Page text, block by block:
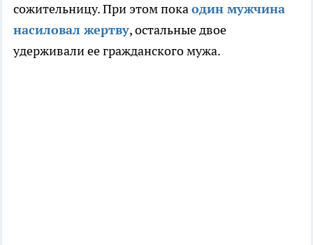
сожительницу. При этом покаодин мужчина
насиловал жертву, остальные двое
удерживали ее гражданского мужа.